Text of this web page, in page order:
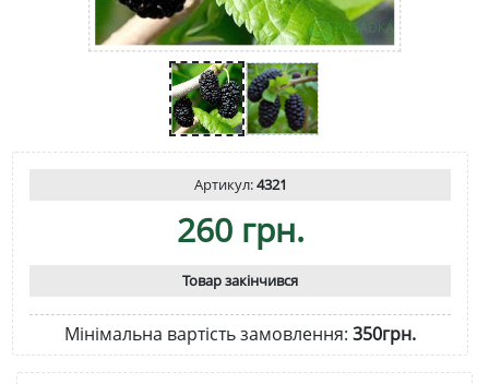
Артикул:4321
260 грн.
Товар закінчився
Мінімальна вартість замовлення: 350грн.